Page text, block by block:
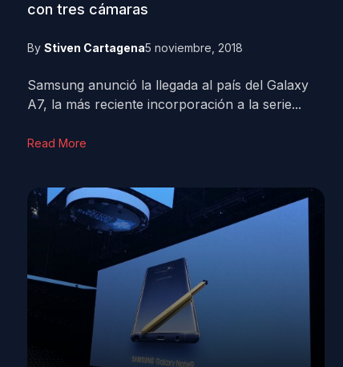
con tres cámaras
By Stiven Cartagena5 noviembre, 2018
Samsung anunció la llegada al país del Galaxy
A7, la más reciente incorporación a la serie...
Read More